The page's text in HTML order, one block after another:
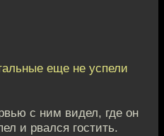
еще не успели
с ним видел, где он
и рвался гостить.